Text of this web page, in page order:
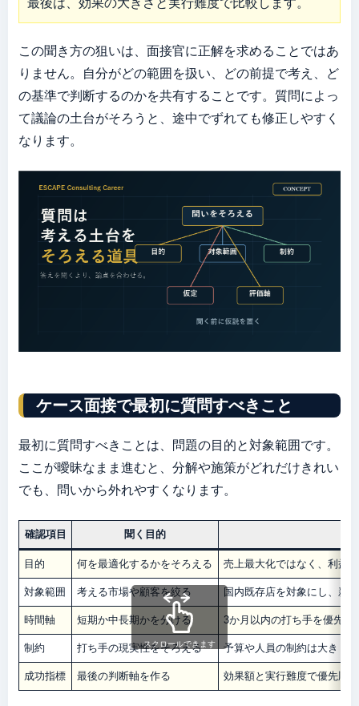
この聞き方の狙いは、面接官に正解を求めることではあ
りません。自分がどの範囲を扱い、どの前提で考え、ど
の基準で判断するのかを共有することです。質問によっ
て議論の土台がそろうと、途中でずれても修正しやすく
なります。
ケース面接で最初に質問すべきこと
最初に質問すべきことは、問題の目的と対象範囲です。
ここが曖昧なまま進むと、分解や施策がどれだけきれい
でも、問いから外れやすくなります。
確認項目 聞く目的
目的 何を最適化するかをそろえる 売上最大化ではなく、利益
対象範囲 考える市場や顧客を絞る 国内既存店を対象にし、新
時間軸 短期か中長期かを分ける 3か月以内の打ち手を優先
制約 打ち手の現実性をそろえる 予算や人員の制約は大きく
成功指標 最後の判断軸を作る 効果額と実行難度で優先順
スクロールできます